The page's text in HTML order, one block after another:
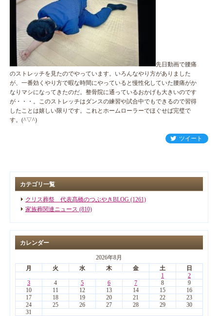
先日動画で腰痛
のストレッチを見たのでやっています。いろんなやり方がありました
が、一番効くやり方で暇な時間にやっていると慢性化していた腰痛がか
なりマシになってきたのだ。整骨院に通っているおかげも大きいのです
が・・・。このストレッチはダンスの練習や試合中でもできるので習得
したことは嬉しい限りです。これとホームローラーでほぐせば完璧で
す。(^▽^)
ツイート
カテゴリ一覧
クリス葬祭 代表髙橋のつぶやきBLOG (1261)
家族葬関連ニュース (810)
カレンダー
2026年8月
月
火 水 木 金 土
日
1
2
3
4 5 6 7 8
9
10
11 12 13 14 15
16
17
18 19 20 21 22
23
24
25 26 27 28 29
30
31